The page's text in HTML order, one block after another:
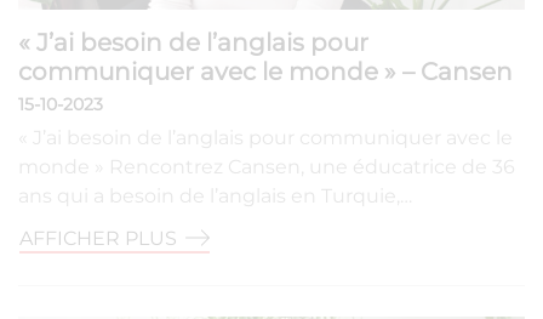
« J’ai besoin de l’anglais pour
communiquer avec le monde » – Cansen
15-10-2023
« J’ai besoin de l’anglais pour communiquer avec le
monde » Rencontrez Cansen, une éducatrice de 36
ans qui a besoin de l’anglais en Turquie,…
AFFICHER PLUS